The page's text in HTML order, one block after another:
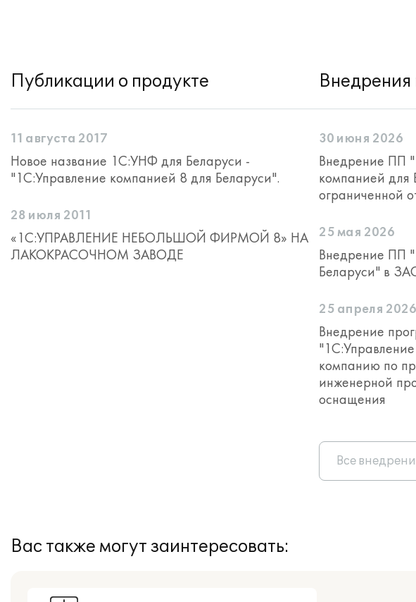
Публикации о продукте
11 августа 2017
Новое название 1С:УНФ для Беларуси -
"1С:Управление компанией 8 для Беларуси".
28 июля 2011
«1С:УПРАВЛЕНИЕ НЕБОЛЬШОЙ ФИРМОЙ 8» НА
ЛАКОКРАСОЧНОМ ЗАВОДЕ
Внедрения
30 июня 2026
Внедрение ПП
компанией для
ограниченной
25 мая 2026
Внедрение ПП
Беларуси" в
25 апреля 2026
Внедрение
компанию по
инженерной
оснащения
Все
Вас также могут заинтересовать: